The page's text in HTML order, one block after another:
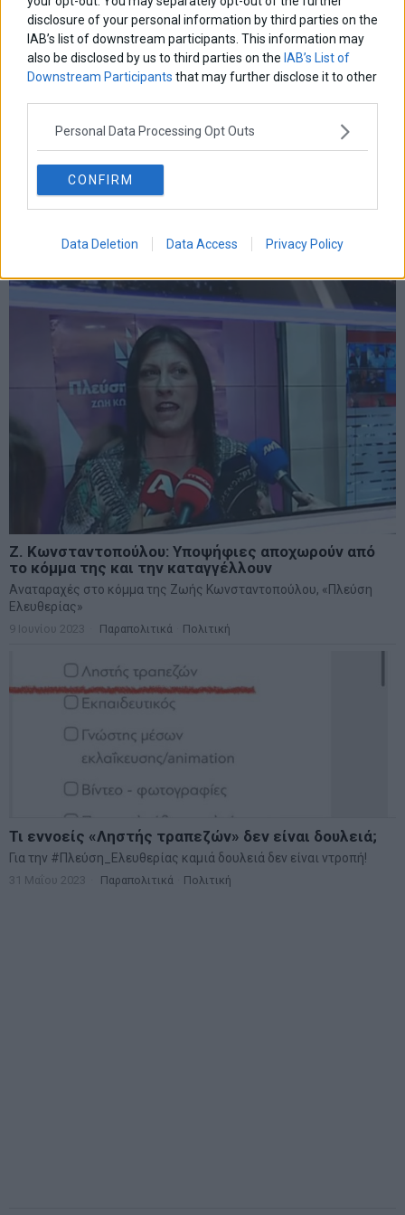
disclosure of your personal information by third parties on the
IAB’s list of downstream participants. This information may
also be disclosed by us to third parties on the IAB’s List of
Downstream Participants that may further disclose it to other
Personal Data Processing Opt Outs
CONFIRM
Data Deletion Data Access Privacy Policy
Ζ. Κωνσταντοπούλου: Έβαλε μέχρι και τον γυμναστή
της στο ψηφοδέλτιο – Η ανάρτηση Georghy Zhukov
στο Twitter
Η Ζωή Κωνσταντοπούλου, επικεφαλής της “Πλεύσης
Ελευθερίας”, δέχεται σωρεία επικρίσεων έπειτα από τις επιλογές
της για τη σειρά των υποψηφίων στα ψηφοδέλτια με λίστα για
Παραπολιτικά
Ζ. Κωνσταντοπούλου: Υποψήφιες αποχωρούν από
το κόμμα της και την καταγγέλλουν
Αναταραχές στο κόμμα της Ζωής Κωνσταντοπούλου, «Πλεύση
Ελευθερίας»
9 Ιουνίου 2023 Παραπολιτικά Πολιτική
Τι εννοείς «Ληστής τραπεζών» δεν είναι δουλειά;
Για την #Πλεύση_Ελευθερίας καμιά δουλειά δεν είναι ντροπή!
31 Μαΐου 2023 Παραπολιτικά Πολιτική